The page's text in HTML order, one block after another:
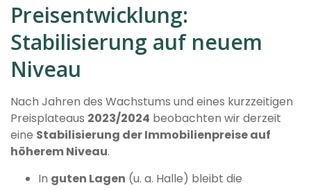
Preisentwicklung:
Stabilisierung auf neuem
Niveau
Nach Jahren des Wachstums und eines kurzzeitigen
Preisplateaus 2023/2024 beobachten wir derzeit
eine Stabilisierung der Immobilienpreise auf
höherem Niveau.
In guten Lagen (u. a. Halle) bleibt die